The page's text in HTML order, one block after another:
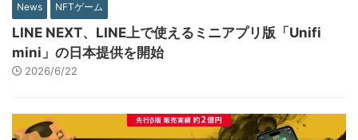
News NFTゲーム
LINE NEXT、LINE上で使えるミニアプリ版「Unifi
mini」の日本提供を開始
2026/6/22